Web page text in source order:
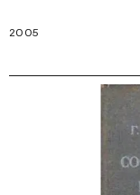
2005